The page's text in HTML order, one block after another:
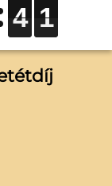
4
4
4
4 1
1
1
1